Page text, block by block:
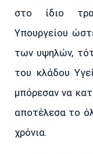
στο ίδιο
Υπουργείου
των υψηλών,
του κλάδου
μπόρεσαν να
αποτέλεσα το
χρόνια.